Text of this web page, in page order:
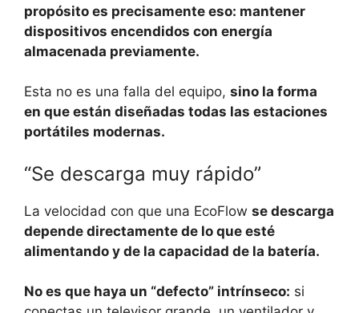
propósito es precisamente eso: mantener
dispositivos encendidos con energía
almacenada previamente.
Esta no es una falla del equipo, sino la forma
en que están diseñadas todas las estaciones
portátiles modernas.
“Se descarga muy rápido”
La velocidad con que una EcoFlow se descarga
depende directamente de lo que esté
alimentando y de la capacidad de la batería.
No es que haya un “defecto” intrínseco: si